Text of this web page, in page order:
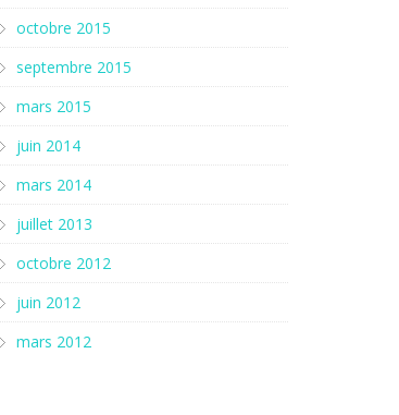
octobre 2015
septembre 2015
mars 2015
juin 2014
mars 2014
juillet 2013
octobre 2012
juin 2012
mars 2012